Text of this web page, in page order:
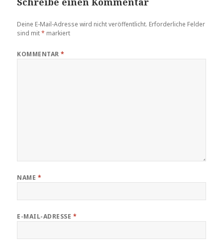
Deine E-Mail-Adresse wird nicht veröffentlicht. Erforderliche Felder
sind mit* markiert
KOMMENTAR*
NAME *
E-MAIL-ADRESSE *